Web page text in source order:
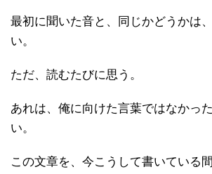
最初に聞いた音と、同じかどうかは
い。
ただ、読むたびに思う。
あれは、俺に向けた言葉ではなかっ
い。
この文章を、今こうして書いている